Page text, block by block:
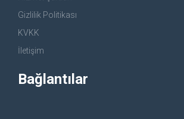
Gizlilik Politikası
KVKK
İletişim
Bağlantılar